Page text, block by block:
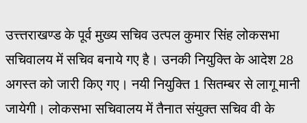
उत्त्तराखण्ड के पूर्व मुख्य सचिव उत्पल कुमार सिंह लोकसभा
सचिवालय में सचिव बनाये गए है। उनकी नियुक्ति के आदेश 28
अगस्त को जारी किए गए। नयी नियुक्ति 1 सितम्बर से लागू मानी
जायेगी। लोकसभा सचिवालय में तैनात संयुक्त सचिव वी के